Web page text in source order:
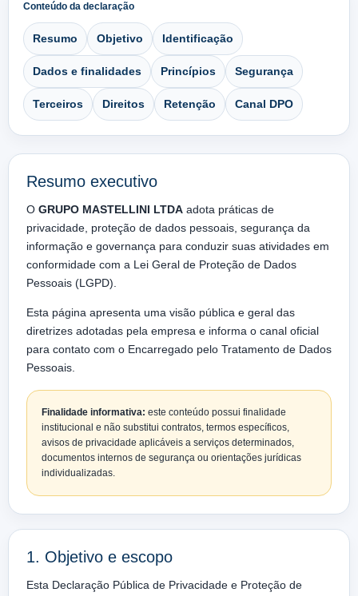
Conteúdo da declaração
Resumo Objetivo Identificação
Dados e finalidades Princípios Segurança
Terceiros Direitos Retenção Canal DPO
Resumo executivo
O GRUPO MASTELLINI LTDA adota práticas de
privacidade, proteção de dados pessoais, segurança da
informação e governança para conduzir suas atividades em
conformidade com a Lei Geral de Proteção de Dados
Pessoais (LGPD).
Esta página apresenta uma visão pública e geral das
diretrizes adotadas pela empresa e informa o canal oficial
para contato com o Encarregado pelo Tratamento de Dados
Pessoais.
Finalidade informativa: este conteúdo possui finalidade
institucional e não substitui contratos, termos específicos,
avisos de privacidade aplicáveis a serviços determinados,
documentos internos de segurança ou orientações jurídicas
individualizadas.
1. Objetivo e escopo
Esta Declaração Pública de Privacidade e Proteção de